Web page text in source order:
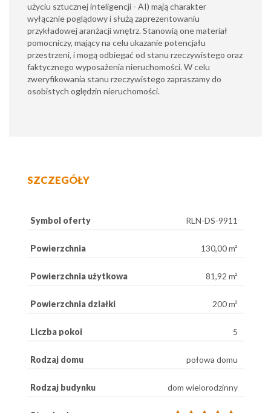
użyciu sztucznej inteligencji - AI) mają charakter
wyłącznie poglądowy i służą zaprezentowaniu
przykładowej aranżacji wnętrz. Stanowią one materiał
pomocniczy, mający na celu ukazanie potencjału
przestrzeni, i mogą odbiegać od stanu rzeczywistego oraz
faktycznego wyposażenia nieruchomości. W celu
zweryfikowania stanu rzeczywistego zapraszamy do
osobistych oględzin nieruchomości.
SZCZEGÓŁY
Symbol oferty RLN-DS-9911
Powierzchnia 130,00 m²
Powierzchnia użytkowa 81,92 m²
Powierzchnia działki 200 m²
Liczba pokoi 5
Rodzaj domu połowa domu
Rodzaj budynku dom wielorodzinny